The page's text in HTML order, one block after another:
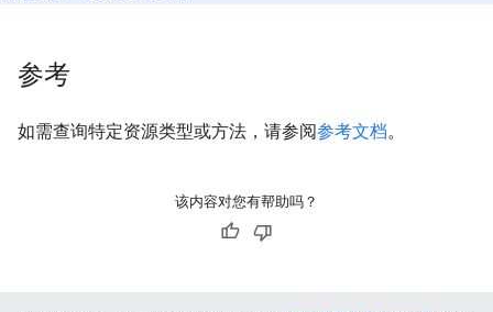
参考
如需查询特定资源类型或方法，请参阅参考文档。
该内容对您有帮助吗？